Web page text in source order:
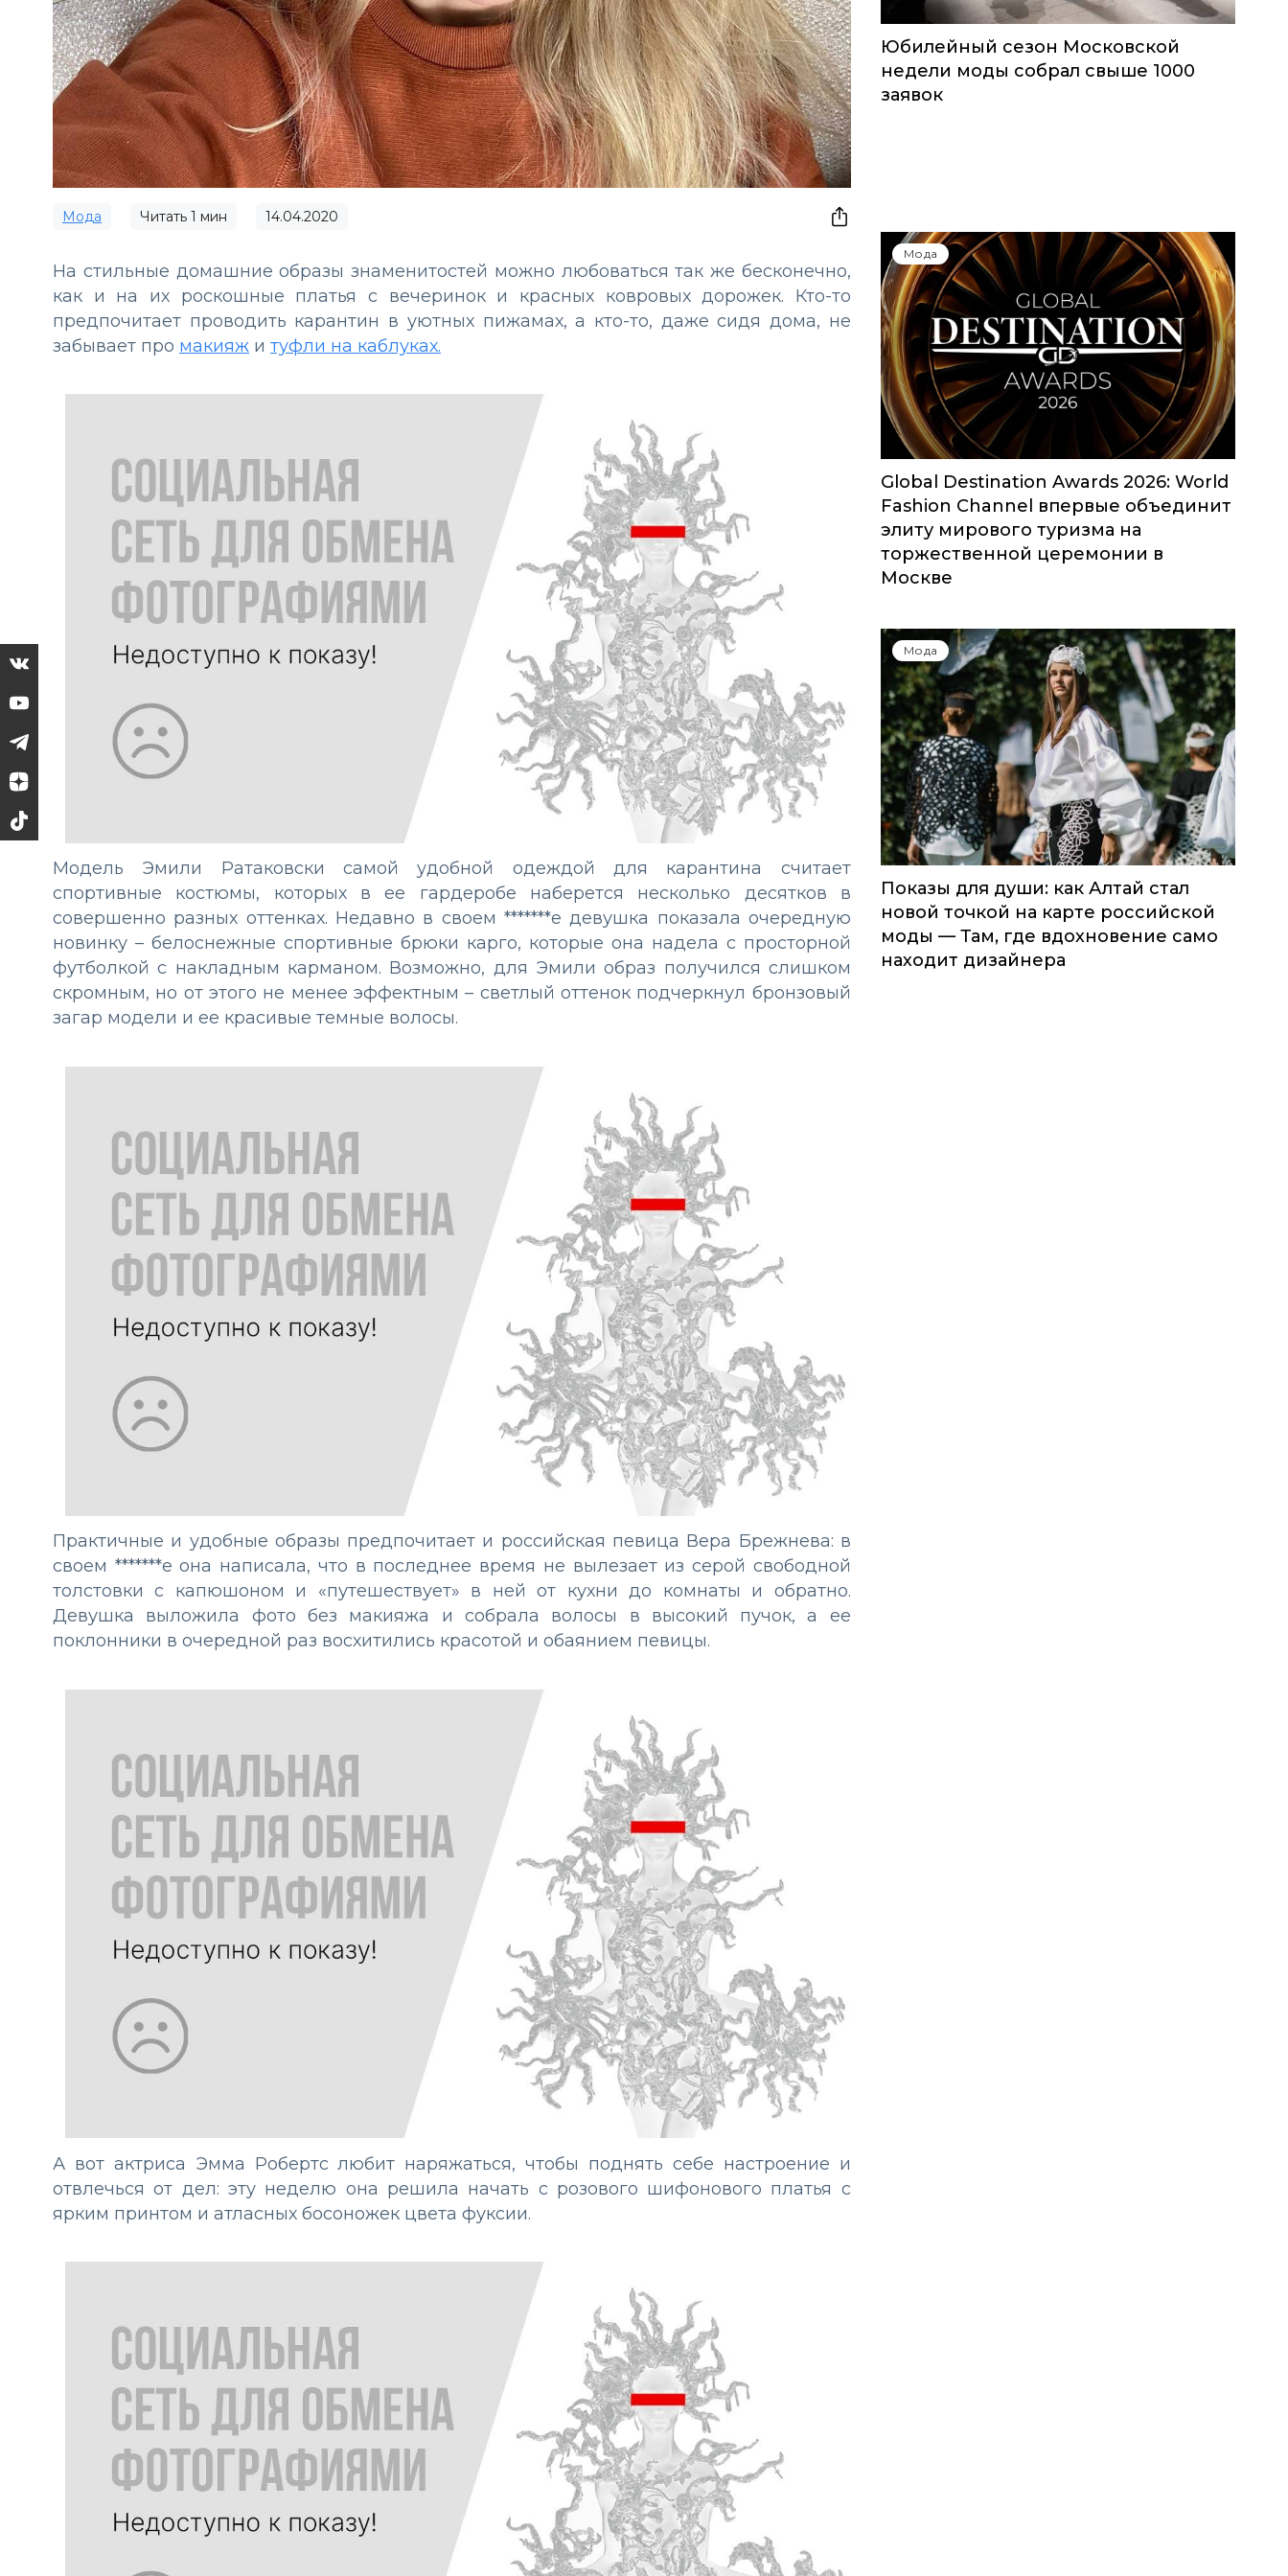
Мода Читать 1 мин 14.04.2020
На стильные домашние образы знаменитостей можно любоваться так же бесконечно,
как и на их роскошные платья с вечеринок и красных ковровых дорожек. Кто-то
предпочитает проводить карантин в уютных пижамах, а кто-то, даже сидя дома, не
забывает про макияж и туфли на каблуках.
Модель Эмили Ратаковски самой удобной одеждой для карантина считает
спортивные костюмы, которых в ее гардеробе наберется несколько десятков в
совершенно разных оттенках. Недавно в своем *******е девушка показала очередную
новинку – белоснежные спортивные брюки карго, которые она надела с просторной
футболкой с накладным карманом. Возможно, для Эмили образ получился слишком
скромным, но от этого не менее эффектным – светлый оттенок подчеркнул бронзовый
загар модели и ее красивые темные волосы.
Практичные и удобные образы предпочитает и российская певица Вера Брежнева: в
своем *******е она написала, что в последнее время не вылезает из серой свободной
толстовки с капюшоном и «путешествует» в ней от кухни до комнаты и обратно.
Девушка выложила фото без макияжа и собрала волосы в высокий пучок, а ее
поклонники в очередной раз восхитились красотой и обаянием певицы.
А вот актриса Эмма Робертс любит наряжаться, чтобы поднять себе настроение и
отвлечься от дел: эту неделю она решила начать с розового шифонового платья с
ярким принтом и атласных босоножек цвета фуксии.
Юбилейный сезон Московской
недели моды собрал свыше 1000
заявок
Мода
Global Destination Awards 2026: World
Fashion Channel впервые объединит
элиту мирового туризма на
торжественной церемонии в
Москве
Мода
Показы для души: как Алтай стал
новой точкой на карте российской
моды — Там, где вдохновение само
находит дизайнера